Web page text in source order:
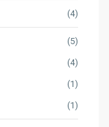
(4)
(5)
(4)
(1)
(1)